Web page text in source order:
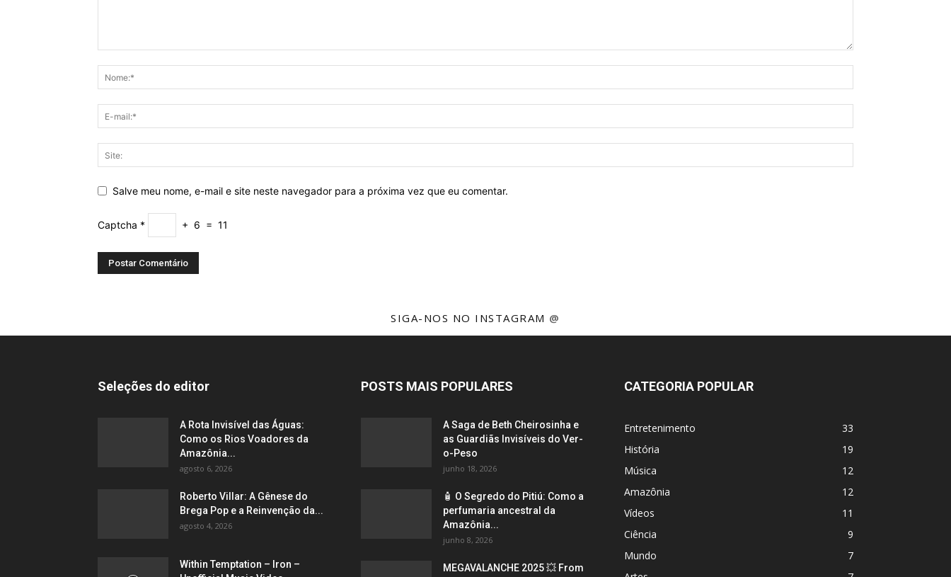
Salve meu nome, e-mail e site neste navegador para a próxima vez que eu comentar.
Captcha * + 6 = 11
SIGA-NOS NO INSTAGRAM @
Seleções do editor
A Rota Invisível das Águas:
Como os Rios Voadores da
Amazônia...
agosto 6, 2026
Roberto Villar: A Gênese do
Brega Pop e a Reinvenção da...
agosto 4, 2026
Within Temptation – Iron –
POSTS MAIS POPULARES
A Saga de Beth Cheirosinha e
as Guardiãs Invisíveis do Ver-
o-Peso
junho 18, 2026
🧴 O Segredo do Pitiú: Como a
perfumaria ancestral da
Amazônia...
junho 8, 2026
MEGAVALANCHE 2025 💥 From
CATEGORIA POPULAR
Entretenimento
33
História
19
Música
12
Amazônia
12
Vídeos
11
Ciência
9
Mundo
7